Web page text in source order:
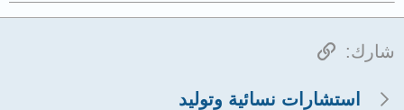
شارك: الرابط
استشارات نسائية وتوليد